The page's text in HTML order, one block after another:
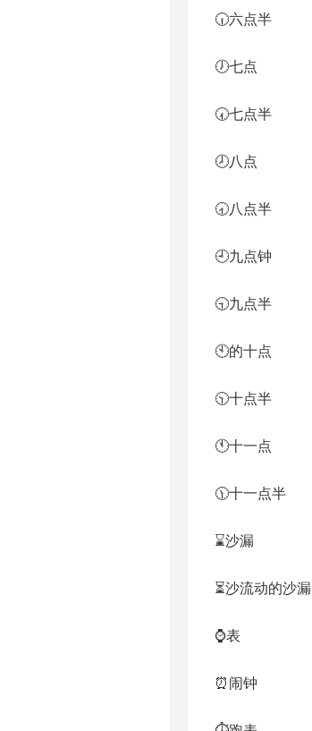
🕡六点半
🕖七点
🕢七点半
🕗八点
🕣八点半
🕘九点钟
🕤九点半
🕙的十点
🕥十点半
🕚十一点
🕦十一点半
⌛沙漏
⏳沙流动的沙漏
⌚表
⏰闹钟